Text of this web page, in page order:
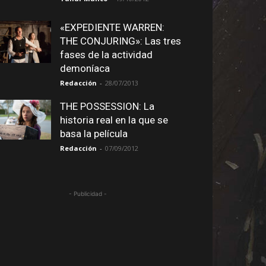
«EXPEDIENTE WARREN:
THE CONJURING»: Las tres
fases de la actividad
demoníaca
Redacción - 28/07/2013
THE POSSESSION: La
historia real en la que se
basa la película
Redacción - 07/09/2012
- Publicidad -